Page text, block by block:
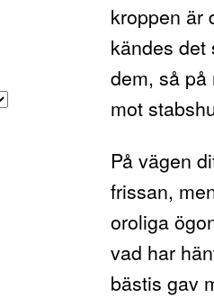
kroppen är
kändes det
dem, så
mot
På vägen
frissan,
oroliga
vad har
bästis gav